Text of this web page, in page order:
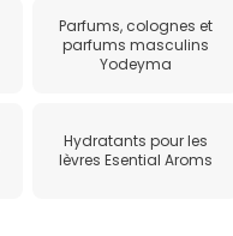
Parfums, colognes et
parfums masculins
Yodeyma
Hydratants pour les
lèvres Esential Aroms